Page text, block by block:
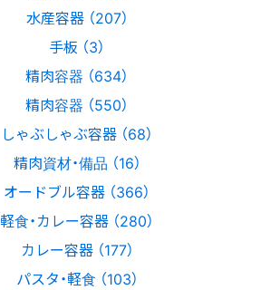
水産容器 （207）
手板 （3）
精肉容器 （634）
精肉容器 （550）
しゃぶしゃぶ容器 （68）
精肉資材・備品 （16）
オードブル容器 （366）
軽食・カレー容器 （280）
カレー容器 （177）
パスタ・軽食 （103）